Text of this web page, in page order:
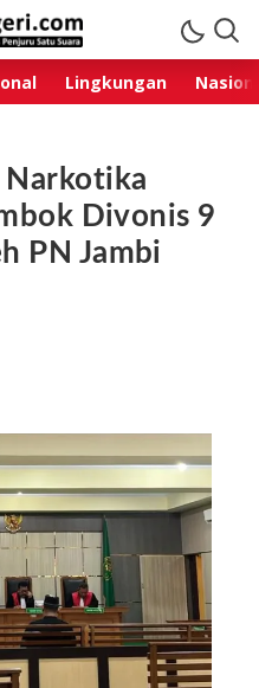
Lingkungan
Narkotika
Divonis 9
PN Jambi